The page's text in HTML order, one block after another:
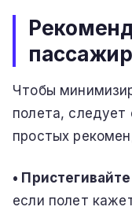
Чтобы
полета, следует
простых
•
если полет